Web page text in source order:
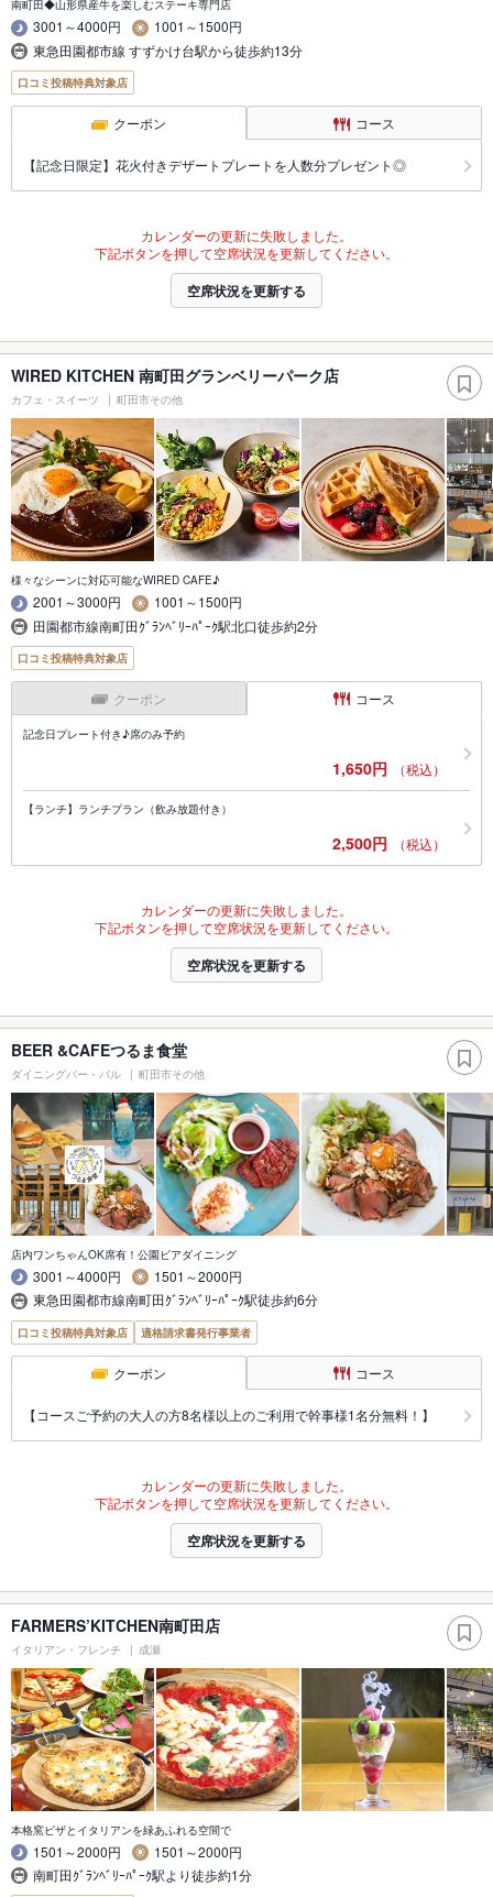
南町田◆山形県産牛を楽しむステーキ専門店
3001～4000円
1001～1500円
東急田園都市線 すずかけ台駅から徒歩約13分
口コミ投稿特典対象店
クーポン コース
【記念日限定】花火付きデザートプレートを人数分プレゼント◎
カレンダーの更新に失敗しました。
下記ボタンを押して空席状況を更新してください。
空席状況を更新する
WIRED KITCHEN 南町田グランベリーパーク店
カフェ・スイーツ 町田市その他
様々なシーンに対応可能なWIRED CAFE♪
2001～3000円
1001～1500円
田園都市線南町田ｸﾞﾗﾝﾍﾞﾘｰﾊﾟｰｸ駅北口徒歩約2分
口コミ投稿特典対象店
クーポン コース
記念日プレート付き♪席のみ予約
1,650円 （税込）
【ランチ】ランチプラン（飲み放題付き）
2,500円 （税込）
カレンダーの更新に失敗しました。
下記ボタンを押して空席状況を更新してください。
空席状況を更新する
BEER &CAFEつるま食堂
ダイニングバー・バル 町田市その他
店内ワンちゃんOK席有！公園ビアダイニング
3001～4000円
1501～2000円
東急田園都市線南町田ｸﾞﾗﾝﾍﾞﾘｰﾊﾟｰｸ駅徒歩約6分
口コミ投稿特典対象店 適格請求書発行事業者
クーポン コース
【コースご予約の大人の方8名様以上のご利用で幹事様1名分無料！】
カレンダーの更新に失敗しました。
下記ボタンを押して空席状況を更新してください。
空席状況を更新する
FARMERS’KITCHEN南町田店
イタリアン・フレンチ 成瀬
本格窯ピザとイタリアンを緑あふれる空間で
1501～2000円
1501～2000円
南町田ｸﾞﾗﾝﾍﾞﾘｰﾊﾟｰｸ駅より徒歩約1分